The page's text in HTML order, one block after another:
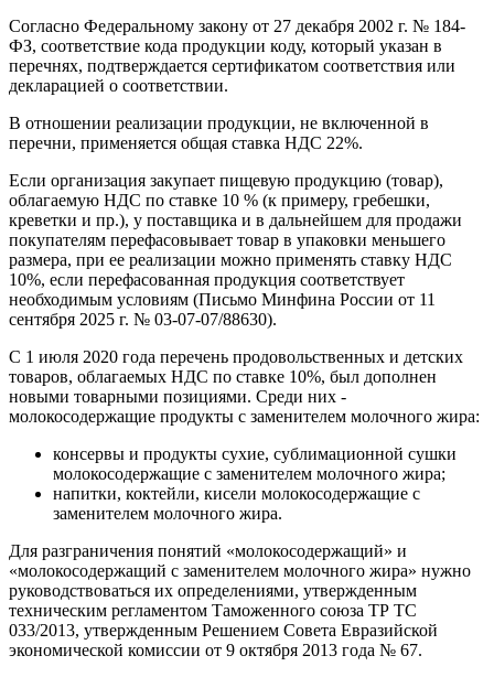
Согласно Федеральному закону от 27 декабря 2002 г. № 184-
ФЗ, соответствие кода продукции коду, который указан в
перечнях, подтверждается сертификатом соответствия или
декларацией о соответствии.
В отношении реализации продукции, не включенной в
перечни, применяется общая ставка НДС 22%.
Если организация закупает пищевую продукцию (товар),
облагаемую НДС по ставке 10 % (к примеру, гребешки,
креветки и пр.), у поставщика и в дальнейшем для продажи
покупателям перефасовывает товар в упаковки меньшего
размера, при ее реализации можно применять ставку НДС
10%, если перефасованная продукция соответствует
необходимым условиям (Письмо Минфина России от 11
сентября 2025 г. № 03-07-07/88630).
С 1 июля 2020 года перечень продовольственных и детских
товаров, облагаемых НДС по ставке 10%, был дополнен
новыми товарными позициями. Среди них -
молокосодержащие продукты с заменителем молочного жира:
консервы и продукты сухие, сублимационной сушки
молокосодержащие с заменителем молочного жира;
напитки, коктейли, кисели молокосодержащие с
заменителем молочного жира.
Для разграничения понятий «молокосодержащий» и
«молокосодержащий с заменителем молочного жира» нужно
руководствоваться их определениями, утвержденным
техническим регламентом Таможенного союза ТР ТС
033/2013, утвержденным Решением Совета Евразийской
экономической комиссии от 9 октября 2013 года № 67.